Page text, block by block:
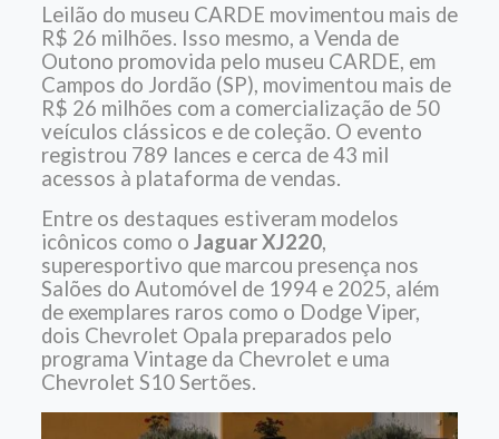
Leilão do museu CARDE movimentou mais de
R$ 26 milhões. Isso mesmo, a Venda de
Outono promovida pelo museu CARDE, em
Campos do Jordão (SP), movimentou mais de
R$ 26 milhões com a comercialização de 50
veículos clássicos e de coleção. O evento
registrou 789 lances e cerca de 43 mil
acessos à plataforma de vendas.
Entre os destaques estiveram modelos
icônicos como o Jaguar XJ220,
superesportivo que marcou presença nos
Salões do Automóvel de 1994 e 2025, além
de exemplares raros como o Dodge Viper,
dois Chevrolet Opala preparados pelo
programa Vintage da Chevrolet e uma
Chevrolet S10 Sertões.